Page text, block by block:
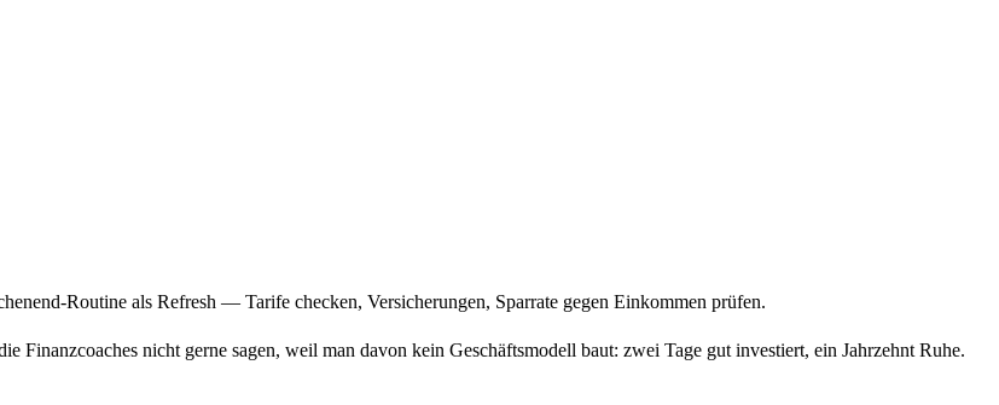
Routine als Refresh — Tarife checken, Versicherungen, Sparrate gegen Einkommen prüfen.
Finanzcoaches nicht gerne sagen, weil man davon kein Geschäftsmodell baut: zwei Tage gut investiert, ein Jahrzehnt Ruhe.